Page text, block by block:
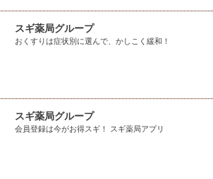
スギ薬局グループ
おくすりは症状別に選んで、かしこく緩和！
スギ薬局グループ
会員登録は今がお得スギ！ スギ薬局アプリ